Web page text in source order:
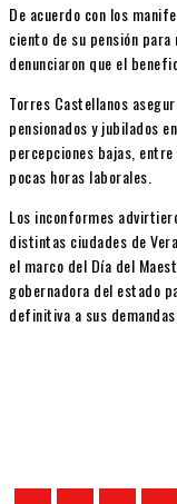
De acuerdo con los
ciento de su pensión
denunciaron que el
Torres Castellanos
pensionados y jubilados
percepciones bajas,
pocas horas laborales.
Los inconformes
distintas ciudades de
el marco del Día del
gobernadora del estado
definitiva a sus demandas.